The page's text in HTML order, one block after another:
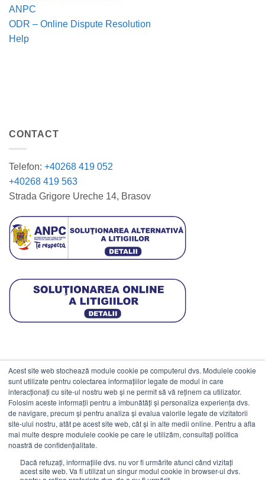
Acest site web stochează module cookie pe computerul dvs. Modulele cookie
sunt utilizate pentru colectarea informațiilor legate de modul în care
interacționați cu site-ul nostru web și ne permit să vă reținem ca utilizator.
Folosim aceste informații pentru a îmbunătăți și personaliza experiența dvs.
de navigare, precum și pentru analiza și evalua valorile legate de vizitatorii
site-ului nostru, atât pe acest site web, cât și în alte medii online. Pentru a afla
mai multe despre modulele cookie pe care le utilizăm, consultați politica
noastră de confidențialitate.
Dacă refuzați, informațiile dvs. nu vor fi urmărite atunci când vizitați
acest site web. Va fi utilizat un singur modul cookie în browser-ul dvs.
ANPC
ODR – Online Dispute Resolution
Help
CONTACT
Telefon: +40268 419 052
+40268 419 563
Strada Grigore Ureche 14, Brasov
DATE COMERCIALE
ESTICO S.R.L.
CIF: RO1094402.
Reg.Com: J08/469/1991.